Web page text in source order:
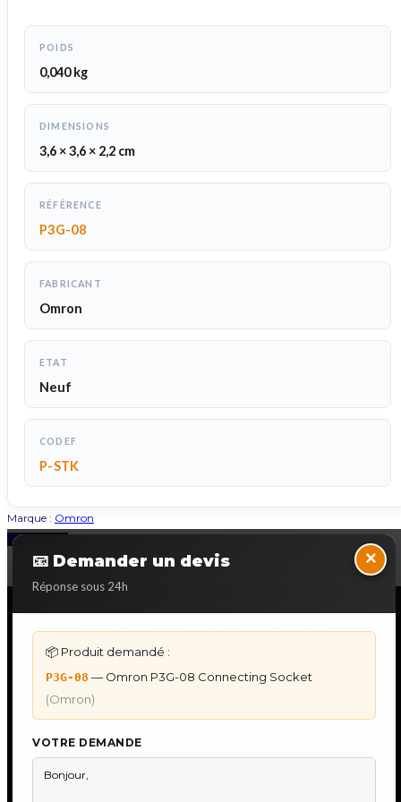
POIDS
0,040 kg
DIMENSIONS
3,6 × 3,6 × 2,2 cm
RÉFÉRENCE
P3G-08
FABRICANT
Omron
ETAT
Neuf
CODEF
P-STK
Marque : Omron
📧 Demander un devis
Réponse sous 24h
×
📦 Produit demandé :
P3G-08 — Omron P3G-08 Connecting Socket
(Omron)
VOTRE DEMANDE
Back to Top
DÉPANNAGE AUTOMATES
Dépannage Schneider Modicon
Dépannage Mitsubishi Melsec
Dépannage ABB AC500